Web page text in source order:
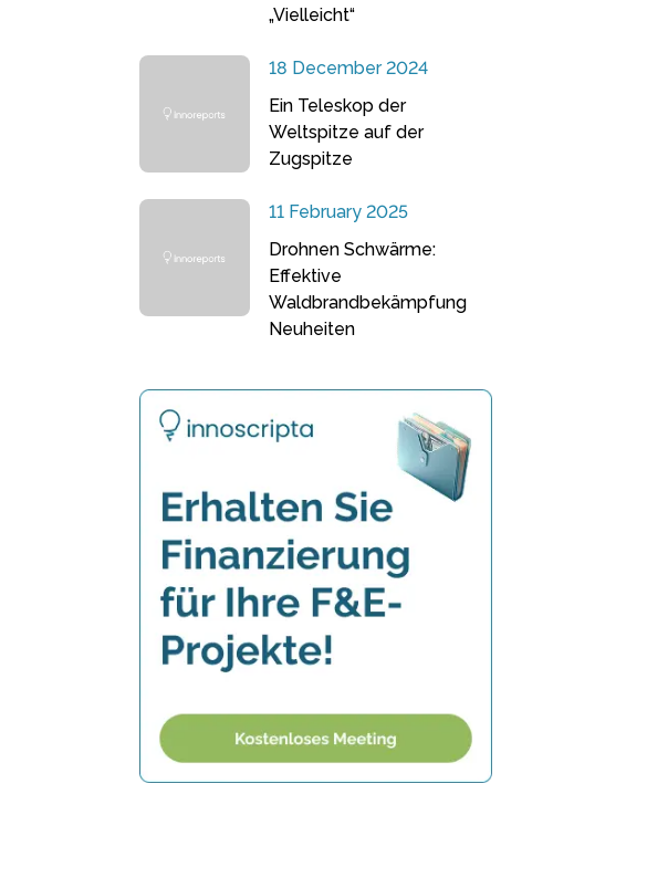
„Vielleicht“
18 December 2024
Ein Teleskop der
Weltspitze auf der
Zugspitze
11 February 2025
Drohnen Schwärme:
Effektive
Waldbrandbekämpfung
Neuheiten